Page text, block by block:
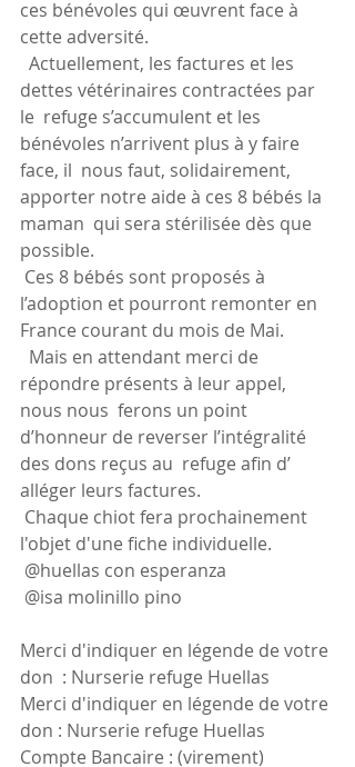
ces bénévoles qui œuvrent face à
cette adversité.
dettes vétérinaires contractées par
le  refuge s’accumulent et les
bénévoles n’arrivent plus à y faire
face, il  nous faut, solidairement,
apporter notre aide à ces 8 bébés la
maman  qui sera stérilisée dès que
possible.
l’adoption et pourront remonter en
France courant du mois de Mai.
répondre présents à leur appel,
nous nous  ferons un point
d’honneur de reverser l’intégralité
des dons reçus au  refuge afin d’
alléger leurs factures.
l'objet d'une fiche individuelle.
@huellas con esperanza
@isa molinillo pino
Merci d'indiquer en légende de votre
don  : Nurserie refuge Huellas
Merci d'indiquer en légende de votre
don : Nurserie refuge Huellas
Compte Bancaire : (virement)